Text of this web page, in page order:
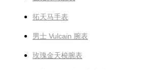
拓天马手表
男士 Vulcain 腕表
玫瑰金天梭腕表